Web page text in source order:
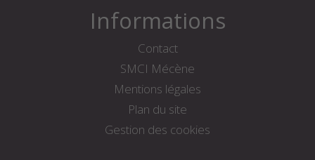
Informations
Contact
SMCI Mécène
Mentions légales
Plan du site
Gestion des cookies